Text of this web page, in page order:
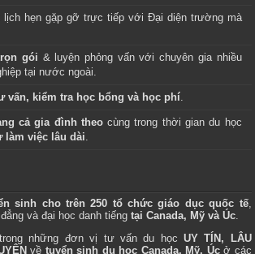
hẹn gặp gỡ trực tiếp với Đại diện trường mà
gói & luyện phỏng vấn với chuyên gia nhiều
tại nước ngoài.
vấn, kiểm tra học bổng và học phí.
cả gia đình theocùng trong thời gian du học
làm việc lâu dài.
sinh cho trên 250 tổ chức giáo dục quốc tế,
và đại học danh tiếng tại Canada, Mỹ và Úc.
những đơn vị tư vấn du học UY TÍN, LÂU
về tuyển sinh du học Canada, Mỹ, Úcở các